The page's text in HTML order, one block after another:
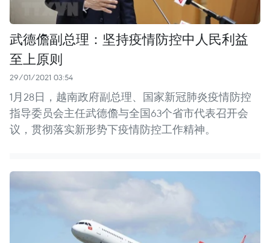
武德儋副总理：坚持疫情防控中人民利益
至上原则
29/01/2021 03:54
1月28日，越南政府副总理、国家新冠肺炎疫情防控
指导委员会主任武德儋与全国63个省市代表召开会
议，贯彻落实新形势下疫情防控工作精神。